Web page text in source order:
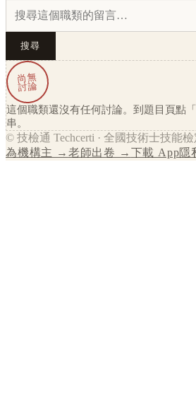
搜尋
尚無
討論
這個職類還沒有任何討論。到題目頁點
串。
© 技檢通 Techcerti · 全國技術士技能
為機構主 → 老師出卷 → 下載 App隱